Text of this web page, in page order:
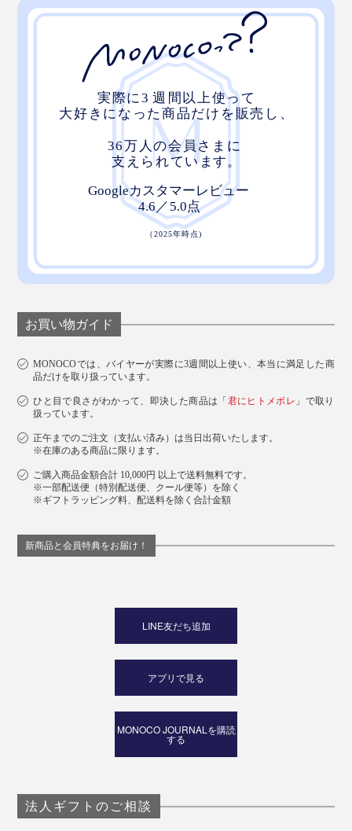
お買い物ガイド
MONOCOでは、バイヤーが実際に3週間以上使い、本当に満足した商
品だけを取り扱っています。
ひと目で良さがわかって、即決した商品は「 君にヒトメボレ 」で取り
扱っています。
正午までのご注文（支払い済み）は当日出荷いたします。
※在庫のある商品に限ります。
ご購入商品金額合計 10,000円 以上で送料無料です。
※一部配送便（特別配送便、クール便等）を除く
※ギフトラッピング料、配送料を除く合計金額
新商品と会員特典をお届け！
LINE友だち追加
アプリで見る
MONOCO JOURNALを購読
する
法人ギフトのご相談